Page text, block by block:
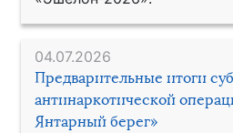
04.07.2026
Предварительные итоги
антинаркотической
Янтарный берег»